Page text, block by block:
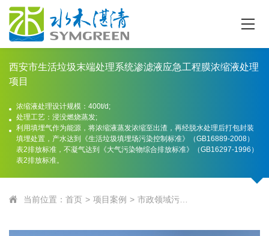
西安市生活垃圾末端处理系统渗滤液应急工程膜浓缩液处理
项目
浓缩液处理设计规模：400t/d;
处理工艺：浸没燃烧蒸发;
利用填埋气作为能源，将浓缩液蒸发浓缩至出渣，再经脱水处理后打包封装
填埋处置，产水达到《生活垃圾填埋场污染控制标准》（GB16889-2008）
表2排放标准，不凝气达到《大气污染物综合排放标准》（GB16297-1996）
表2排放标准。
当前位置： 首页 项目案例 市政领域污水处理项目